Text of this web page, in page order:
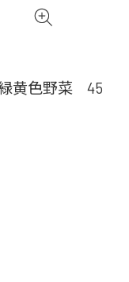
黄色野菜 45